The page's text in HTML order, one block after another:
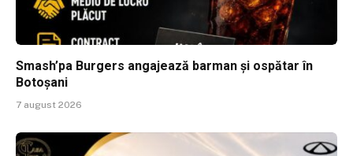
Smash’pa Burgers angajează barman și ospătar în
Botoșani
7 august 2026